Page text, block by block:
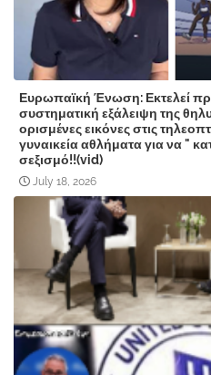
Ευρωπαϊκή Ένωση: Εκτελεί
συστηματική εξάλειψη της
ορισμένες εικόνες στις
γυναικεία αθλήματα για να "
σεξισμό!!(vid)
July 18, 2026